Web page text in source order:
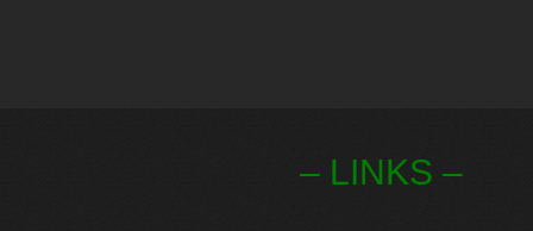
– LINKS –